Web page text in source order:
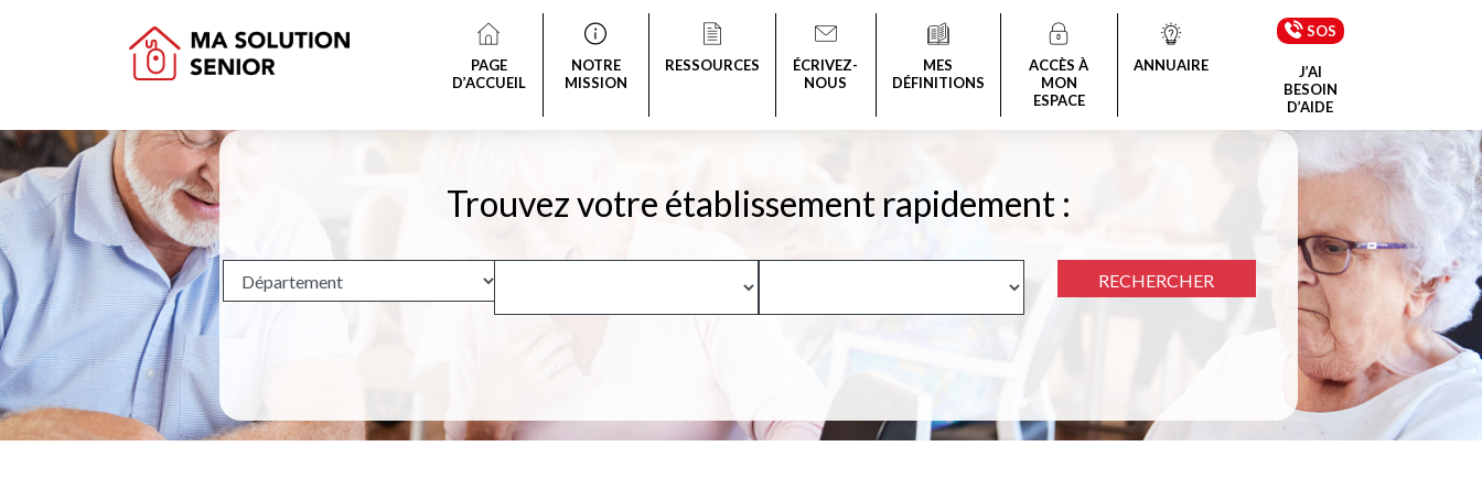
PAGE
D’ACCUEIL
NOTRE
MISSION
RESSOURCES
ÉCRIVEZ-
NOUS
MES
DÉFINITIONS
ACCÈS À
MON
ESPACE
ANNUAIRE
SOS
J’AI
BESOIN
D’AIDE
Trouvez votre établissement rapidement :
RECHERCHER